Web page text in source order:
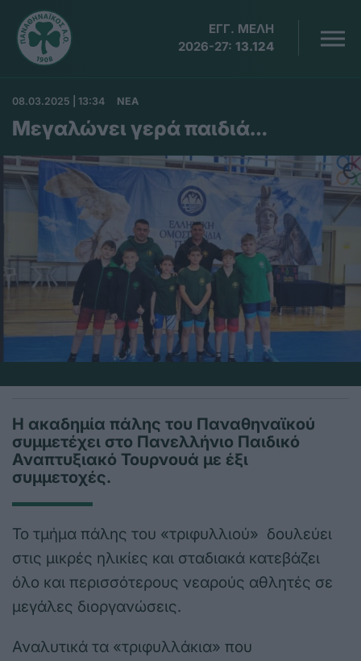
ΕΓΓ. ΜΕΛΗ
2026-27: 13.124
08.03.2025 | 13:34 ΝΕΑ
Μεγαλώνει γερά παιδιά…
Η ακαδημία πάλης του Παναθηναϊκού
συμμετέχει στο Πανελλήνιο Παιδικό
Αναπτυξιακό Τουρνουά με έξι
συμμετοχές.
Το τμήμα πάλης του «τριφυλλιού» δουλεύει
στις μικρές ηλικίες και σταδιακά κατεβάζει
όλο και περισσότερους νεαρούς αθλητές σε
μεγάλες διοργανώσεις.
Αναλυτικά τα «τριφυλλάκια» που